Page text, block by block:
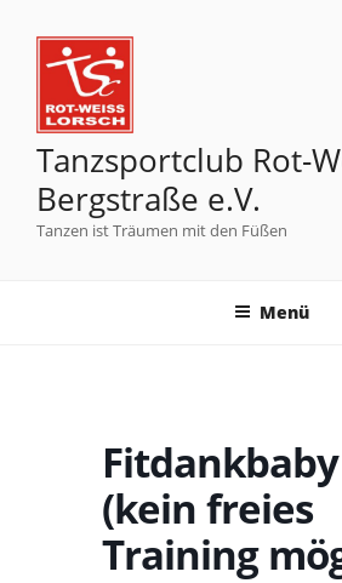
Tanzsportclub Rot-
Bergstraße e.V.
Tanzen ist Träumen mit den Füßen
Menü
Fitdankbaby
(kein freies
Training